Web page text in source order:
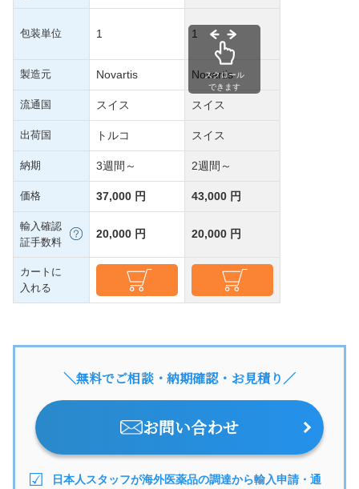
包装単位 1 1
製造元 Novartis Novartis
流通国 スイス スイス
出荷国 トルコ スイス
納期 3週間～ 2週間～
価格 37,000 円 43,000 円
輸入確認
証手数料
20,000 円 20,000 円
カートに
入れる
スクロール
できます
＼無料でご相談・納期確認・お見積り／
お問い合わせ
日本人スタッフが海外医薬品の調達から輸入申請・通